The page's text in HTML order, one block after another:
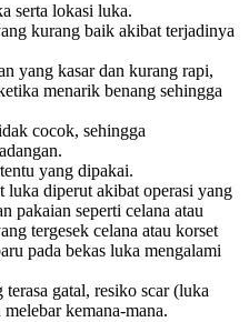
serta lokasi luka.
kurang baik akibat terjadinya
yang kasar dan kurang rapi,
menarik benang sehingga
cocok, sehingga
yang dipakai.
luka diperut akibat operasi yang
pakaian seperti celana atau
tergesek celana atau korset
pada bekas luka mengalami
gatal, resiko scar (luka
kemana-mana.